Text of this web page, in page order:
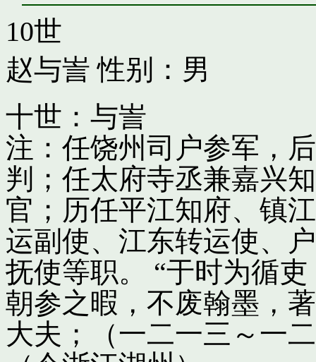
10世
赵与訔 性别：男
十世：与訔
注：任饶州司户参军，
判；任太府寺丞兼嘉兴
官；历任平江知府、镇
运副使、江东转运使、
抚使等职。 “于时为循
朝参之暇，不废翰墨，
大夫；（一二一三～一